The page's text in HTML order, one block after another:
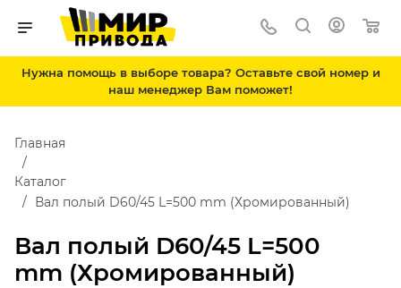
Нужна помощь в выборе товара? Оставьте свой номер и
наш менеджер Вам поможет!
Вал полый D60/45 L=500
mm (Хромированный)
Главная
Каталог
Вал полый D60/45 L=500 mm (Хромированный)